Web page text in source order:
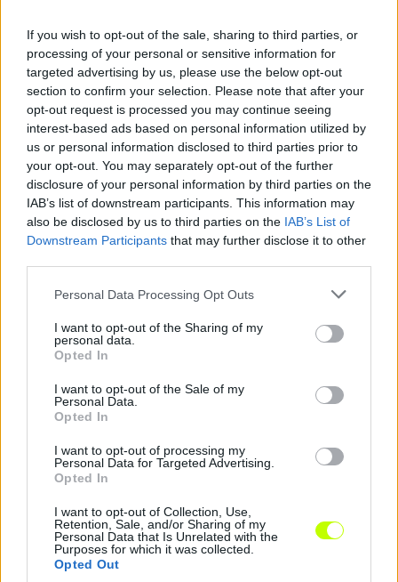
If you wish to opt-out of the sale, sharing to third parties, or
processing of your personal or sensitive information for
targeted advertising by us, please use the below opt-out
section to confirm your selection. Please note that after your
opt-out request is processed you may continue seeing
interest-based ads based on personal information utilized by
us or personal information disclosed to third parties prior to
your opt-out. You may separately opt-out of the further
disclosure of your personal information by third parties on the
IAB’s list of downstream participants. This information may
also be disclosed by us to third parties on the IAB’s List of
Downstream Participants that may further disclose it to other
Please note that this website/app uses one or more Google
not limited to your visit or usage behaviour. You may click to
grant or deny consent to Google and its third-party tags to
use your data for below specified purposes in below Google
consent section.
Personal Data Processing Opt Outs
I want to opt-out of the Sharing of my
personal data.
Opted In
I want to opt-out of the Sale of my
Personal Data.
Opted In
I want to opt-out of processing my
Personal Data for Targeted Advertising.
Opted In
I want to opt-out of Collection, Use,
Retention, Sale, and/or Sharing of my
Personal Data that Is Unrelated with the
Purposes for which it was collected.
Opted Out
A második hely megtartásáért küzdő, a Fradi
mellett a Lokitól is üldözött MTK például a
bennmaradásért küzdő, és a rendkívül szoros
hátsó régióban jelenleg utolsó Dunaújváros
vendége lesz. A szintúgy az NB I-es tagság
megőrzéséért kaparó, csak két ponttal „beljebb
lévő” Honvéd az idén még nyeretlen Diósgyőrt
fogadja – s míg a kispestiek a legutóbbi körben,
Szombathelyen feltámadtak Húsvét vasárnap,
addig a borsodiaknál Szivics Tomiszláv nyári
távozásának híre kiszámíthatatlan hatással lehet a
csapatra.
A Honvédhoz hasonlóan 18 pontos gárdák közül a
ötödik helyezett Paks vár; a Lombard csoport
zűrje miatt is bajban lévő Pápa pedig ki ellen
szerezhetne újabb ponto(ka)t, mint az idei öt
bajnokiján csak két pontot „gyűjtött” felcsúti
PAFC ellen? A késő délutáni tévés meccsen a
másik, gazdaságilag megrogyott klub, a Győri ETO
csapata – amelynek erejéből idén még csak
döntetlenekre futotta az ETO Parkban – a
Nyíregyháza Spartacust fogadja.